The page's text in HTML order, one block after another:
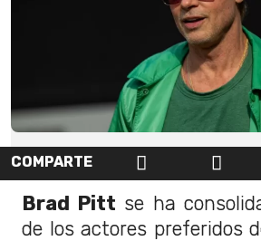
COMPARTE
Brad Pitt se ha
de los actores preferidos